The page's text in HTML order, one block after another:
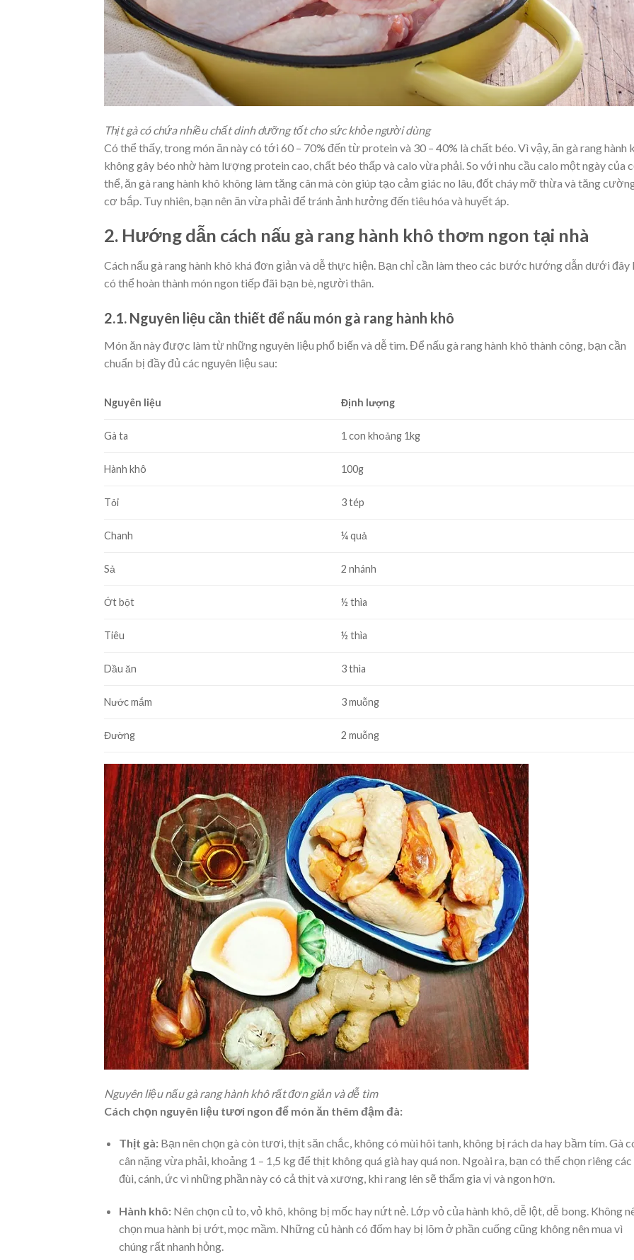
Thịt gà có chứa nhiều chất dinh dưỡng tốt cho sức khỏe người dùng
Có thể thấy, trong món ăn này có tới 60 – 70% đến từ protein và 30 – 40% là chất béo. Vì vậy, ăn gà rang hành
không gây béo nhờ hàm lượng protein cao, chất béo thấp và calo vừa phải. So với nhu cầu calo một ngày của
thể, ăn gà rang hành khô không làm tăng cân mà còn giúp tạo cảm giác no lâu, đốt cháy mỡ thừa và tăng
cơ bắp. Tuy nhiên, bạn nên ăn vừa phải để tránh ảnh hưởng đến tiêu hóa và huyết áp.
2. Hướng dẫn cách nấu gà rang hành khô thơm ngon tại nhà
Cách nấu gà rang hành khô khá đơn giản và dễ thực hiện. Bạn chỉ cần làm theo các bước hướng dẫn dưới đây
có thể hoàn thành món ngon tiếp đãi bạn bè, người thân.
2.1. Nguyên liệu cần thiết để nấu món gà rang hành khô
Món ăn này được làm từ những nguyên liệu phổ biến và dễ tìm. Để nấu gà rang hành khô thành công, bạn cần
chuẩn bị đầy đủ các nguyên liệu sau:
Nguyên liệu Định lượng
Gà ta 1 con khoảng 1kg
Hành khô 100g
Tỏi 3 tép
Chanh ¼ quả
Sả 2 nhánh
Ớt bột ½ thìa
Tiêu ½ thìa
Dầu ăn 3 thìa
Nước mắm 3 muỗng
Đường 2 muỗng
Nguyên liệu nấu gà rang hành khô rất đơn giản và dễ tìm
Cách chọn nguyên liệu tươi ngon để món ăn thêm đậm đà:
Thịt gà:Bạn nên chọn gà còn tươi, thịt săn chắc, không có mùi hôi tanh, không bị rách da hay bầm tím. Gà
cân nặng vừa phải, khoảng 1 – 1,5 kg để thịt không quá già hay quá non. Ngoài ra, bạn có thể chọn riêng các
đùi, cánh, ức vì những phần này có cả thịt và xương, khi rang lên sẽ thấm gia vị và ngon hơn.
Hành khô:Nên chọn củ to, vỏ khô, không bị mốc hay nứt nẻ. Lớp vỏ của hành khô, dễ lột, dễ bong. Không
chọn mua hành bị ướt, mọc mầm. Những củ hành có đốm hay bị lõm ở phần cuống cũng không nên mua vì
chúng rất nhanh hỏng.